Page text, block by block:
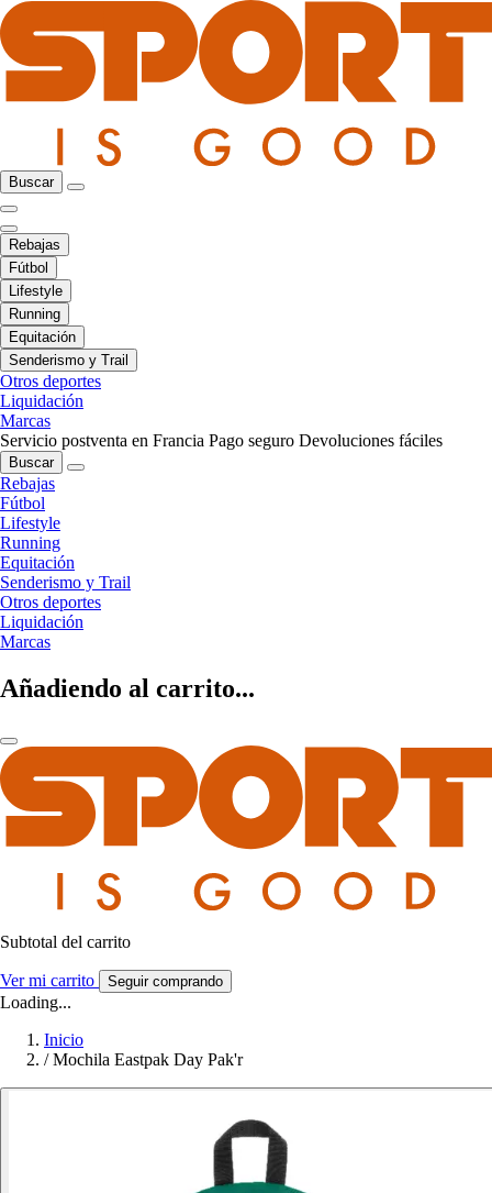
Buscar
Rebajas
Fútbol
Lifestyle
Running
Equitación
Senderismo y Trail
Otros deportes
Liquidación
Marcas
Servicio postventa en Francia Pago seguro Devoluciones fáciles
Buscar
Rebajas
Fútbol
Lifestyle
Running
Equitación
Senderismo y Trail
Otros deportes
Liquidación
Marcas
Añadiendo al carrito...
Subtotal del carrito
Ver mi carrito Seguir comprando
Loading...
Inicio
/ Mochila Eastpak Day Pak'r